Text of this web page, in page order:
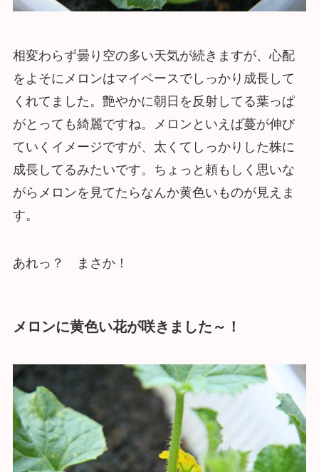
相変わらず曇り空の多い天気が続きますが、心配
をよそにメロンはマイペースでしっかり成長して
くれてました。艶やかに朝日を反射してる葉っぱ
がとっても綺麗ですね。メロンといえば蔓が伸び
ていくイメージですが、太くてしっかりした株に
成長してるみたいです。ちょっと頼もしく思いな
がらメロンを見てたらなんか黄色いものが見えま
す。
あれっ？ まさか！
メロンに黄色い花が咲きました～！